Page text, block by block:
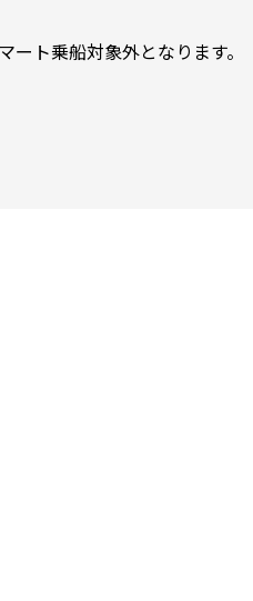
ト乗船対象外となります。